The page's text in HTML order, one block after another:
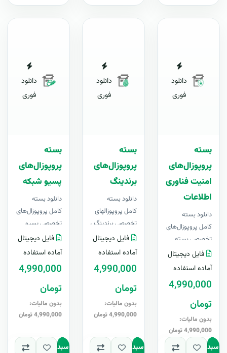
دانلود
فوری
بسته
پروپوزال‌های
امنیت فناوری
اطلاعات
دانلود بسته
کامل پروپوزال‌های
تخصصی بسته
امنیت فناوری
اطلاعات، فایل
ویرایش در..
فایل دیجیتال
آماده استفاده
4,990,000
تومان
بدون مالیات:
4,990,000 تومان
به سبد
دانلود
فوری
بسته
پروپوزال‌های
برندینگ
دانلود بسته
کامل پروپوزالهای
تخصصی برندینگ ،
فایل های لایه باز
قابل ویرایش در
فایل دیجیتال
آماده استفاده
4,990,000
تومان
بدون مالیات:
4,990,000 تومان
افزودن به سبد
دانلود
فوری
بسته
پروپوزال‌های
پسیو شبکه
دانلود بسته
کامل پروپوزال‌های
تخصصی پسیو
شبکه، فایل های
لایه باز قابل
Word ..
فایل دیجیتال
آماده استفاده
4,990,000
تومان
بدون مالیات:
4,990,000 تومان
افزودن به سبد